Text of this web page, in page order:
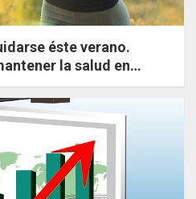
éste verano.
la salud en
y saludables.